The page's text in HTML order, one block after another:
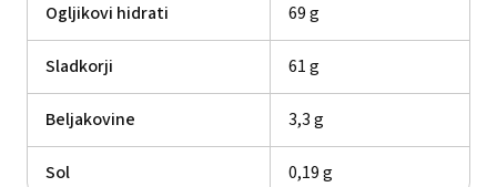
Ogljikovi hidrati 69 g
Sladkorji 61 g
Beljakovine 3,3 g
Sol 0,19 g